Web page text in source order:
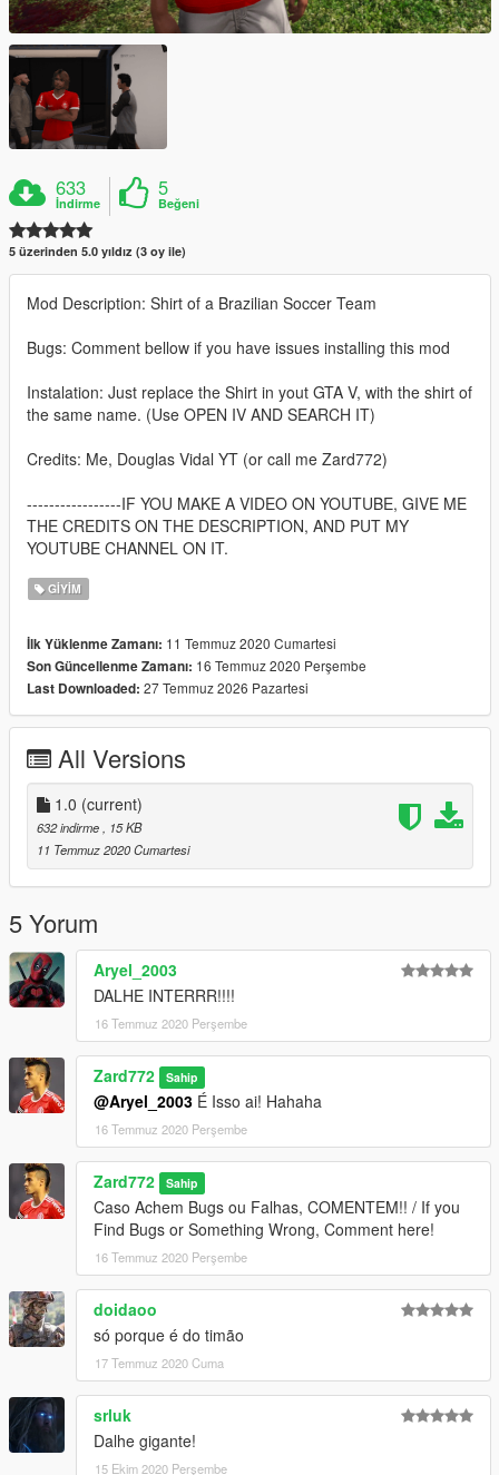
633
İndirme
5
Beğeni
5 üzerinden 5.0 yıldız (3 oy ile)
Mod Description: Shirt of a Brazilian Soccer Team
Bugs: Comment bellow if you have issues installing this mod
Instalation: Just replace the Shirt in yout GTA V, with the shirt of
the same name. (Use OPEN IV AND SEARCH IT)
Credits: Me, Douglas Vidal YT (or call me Zard772)
-----------------IF YOU MAKE A VIDEO ON YOUTUBE, GIVE ME
THE CREDITS ON THE DESCRIPTION, AND PUT MY
YOUTUBE CHANNEL ON IT.
GIYIM
İlk Yüklenme Zamanı: 11 Temmuz 2020 Cumartesi
Son Güncellenme Zamanı: 16 Temmuz 2020 Perşembe
Last Downloaded: 27 Temmuz 2026 Pazartesi
All Versions
1.0 (current)
632 indirme
, 15 KB
11 Temmuz 2020 Cumartesi
5 Yorum
Aryel_2003
DALHE INTERRR!!!!
16 Temmuz 2020 Perşembe
Zard772 Sahip
@Aryel_2003 É Isso ai! Hahaha
16 Temmuz 2020 Perşembe
Zard772 Sahip
Caso Achem Bugs ou Falhas, COMENTEM!! / If you
Find Bugs or Something Wrong, Comment here!
16 Temmuz 2020 Perşembe
doidaoo
só porque é do timão
17 Temmuz 2020 Cuma
srluk
Dalhe gigante!
15 Ekim 2020 Perşembe